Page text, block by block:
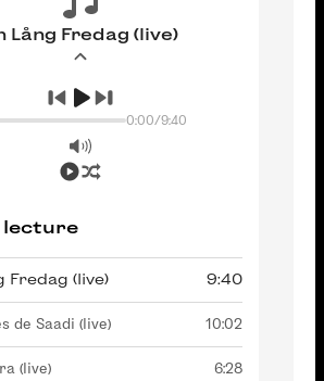
Lång Fredag (live)
0:00/9:40
lecture
Fredag (live) 9:40
de Saadi (live) 10:02
(live) 6:28